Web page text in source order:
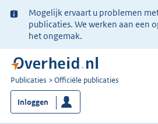
Ter
informatie:
Mogelijk ervaart u problemen
publicaties. We werken aan een
het ongemak.
U
bent
nu
hier:
Publicaties Officiële publicaties
Inloggen